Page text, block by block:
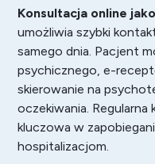
Konsultacja online
umożliwia szybki
samego dnia. Pacjent
psychicznego, e-
skierowanie na
oczekiwania.
kluczowa w
hospitalizacjom.